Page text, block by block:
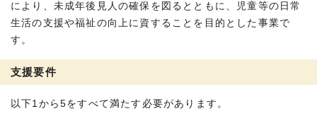
により、未成年後見人の確保を図るとともに、児童等の日常
生活の支援や福祉の向上に資することを目的とした事業で
す。
支援要件
以下1から5をすべて満たす必要があります。